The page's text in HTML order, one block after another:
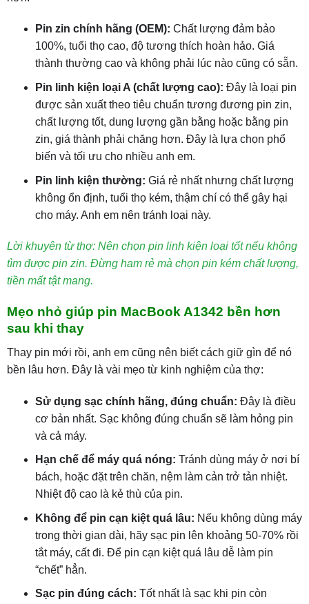
Pin zin chính hãng (OEM): Chất lượng đảm bảo
100%, tuổi thọ cao, độ tương thích hoàn hảo. Giá
thành thường cao và không phải lúc nào cũng có sẵn.
Pin linh kiện loại A (chất lượng cao): Đây là loại pin
được sản xuất theo tiêu chuẩn tương đương pin zin,
chất lượng tốt, dung lượng gần bằng hoặc bằng pin
zin, giá thành phải chăng hơn. Đây là lựa chọn phổ
biến và tối ưu cho nhiều anh em.
Pin linh kiện thường: Giá rẻ nhất nhưng chất lượng
không ổn định, tuổi thọ kém, thậm chí có thể gây hại
cho máy. Anh em nên tránh loại này.
Lời khuyên từ thợ: Nên chọn pin linh kiện loại tốt nếu không
tìm được pin zin. Đừng ham rẻ mà chọn pin kém chất lượng,
tiền mất tật mang.
Mẹo nhỏ giúp pin MacBook A1342 bền hơn
sau khi thay
Thay pin mới rồi, anh em cũng nên biết cách giữ gìn để nó
bền lâu hơn. Đây là vài mẹo từ kinh nghiệm của thợ:
Sử dụng sạc chính hãng, đúng chuẩn: Đây là điều
cơ bản nhất. Sạc không đúng chuẩn sẽ làm hỏng pin
và cả máy.
Hạn chế để máy quá nóng: Tránh dùng máy ở nơi bí
bách, hoặc đặt trên chăn, nệm làm cản trở tản nhiệt.
Nhiệt độ cao là kẻ thù của pin.
Không để pin cạn kiệt quá lâu: Nếu không dùng máy
trong thời gian dài, hãy sạc pin lên khoảng 50-70% rồi
tắt máy, cất đi. Để pin cạn kiệt quá lâu dễ làm pin
“chết” hẳn.
Sạc pin đúng cách: Tốt nhất là sạc khi pin còn